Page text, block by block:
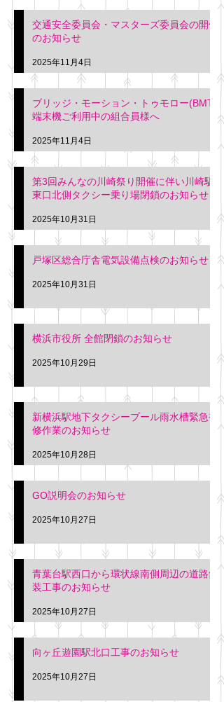
交通安全委員会・マスターズ委員会の開催
のお知らせ
2025年11月4日
ブリッジ・モーション・トゥモロー(BMT)
端末機ご利用中の組合員様へ
2025年11月4日
第3回みんなの川崎祭り開催に伴い川崎駅
東口北側タクシー乗り場閉鎖のお知らせ
2025年10月31日
戸塚区総合庁舎電気設備点検のお知らせ
2025年10月31日
横浜市役所 全館閉鎖のお知らせ
2025年10月29日
新横浜駅地下タクシープール雨水槽緊急補
修作業のお知らせ
2025年10月28日
GO説明会のお知らせ
2025年10月27日
青葉台駅西口から環状線南側周辺の道路舗
装工事のお知らせ
2025年10月27日
向ヶ丘遊園駅北口工事のお知らせ
2025年10月27日